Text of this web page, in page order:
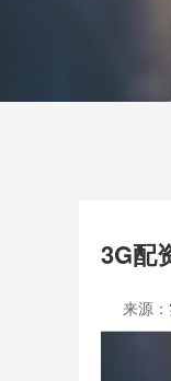
3G配
来源